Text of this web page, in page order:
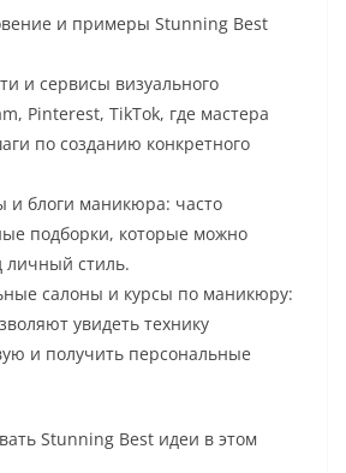
и примеры Stunning Best
и сервисы визуального
Pinterest, TikTok, где мастера
по созданию конкретного
блоги маникюра: часто
подборки, которые можно
личный стиль.
салоны и курсы по маникюру:
увидеть технику
и получить персональные
Stunning Best идеи в этом